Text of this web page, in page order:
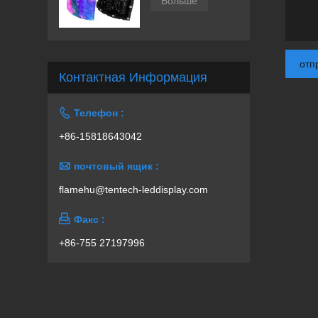
Контактная Информация
 Телефон :
+86-15818643042
 почтовый ящик :
flamehu@tentech-leddisplay.com
 Факс :
+86-755 27197996